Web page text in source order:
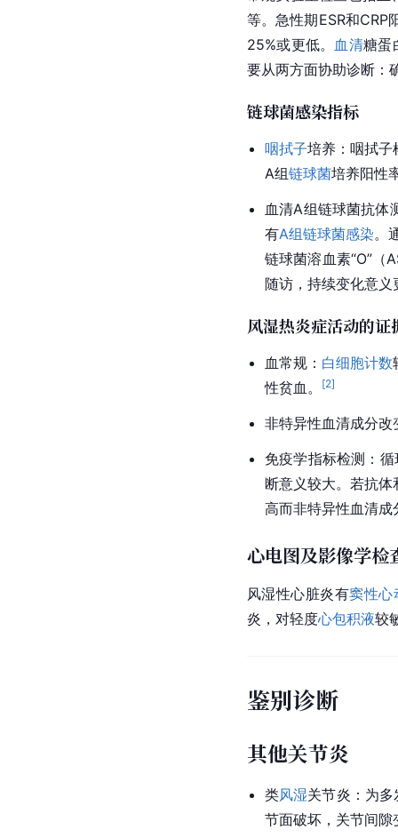
等。急性期ESR和CRP
25%或更低。 血清糖蛋
要从两方面协助诊断：
链球菌感染指标
咽拭子培养：咽拭子
A组链球菌培养阳性
血清A组链球菌抗体
有A组链球菌感染。
链球菌溶血素“O”（
随访，持续变化意
风湿热炎症活动的证
血常规： 白细胞计数
性贫血。
[2]
非特异性血清成分
免疫学指标检测：
断意义较大。若抗体
高而非特异性血清
心电图及影像学检
风湿性心脏炎有窦性心
炎，对轻度心包积液较
鉴别诊断
其他关节炎
类风湿关节炎：为
节面破坏，关节间